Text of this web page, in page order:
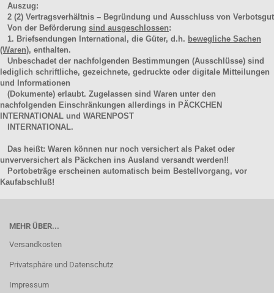
Auszug:
2 (2) Vertragsverhältnis – Begründung und Ausschluss von Verbotsgut
Von der Beförderung sind ausgeschlossen:
1. Briefsendungen International, die Güter, d.h. bewegliche Sachen
(Waren), enthalten.
Unbeschadet der nachfolgenden Bestimmungen (Ausschlüsse) sind
lediglich schriftliche, gezeichnete, gedruckte oder digitale Mitteilungen
und Informationen
(Dokumente) erlaubt. Zugelassen sind Waren unter den
nachfolgenden Einschränkungen allerdings in PÄCKCHEN
INTERNATIONAL und WARENPOST
INTERNATIONAL.
Das heißt: Waren können nur noch versichert als Paket oder
unverversichert als Päckchen ins Ausland versandt werden!!
Portobeträge erscheinen automatisch beim Bestellvorgang, vor
Kaufabschluß!
MEHR ÜBER...
Versandkosten
Privatsphäre und Datenschutz
Impressum